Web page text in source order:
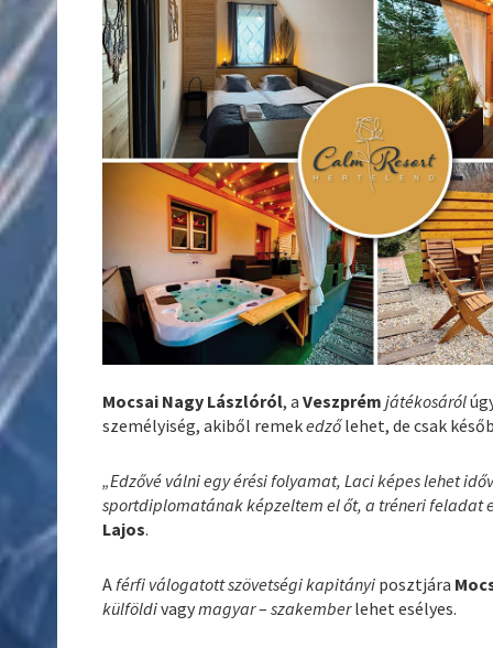
Mocsai Nagy Lászlóról, aVeszprém játékosáról
személyiség, akiből remekedzőlehet, de csak
„Edzővé válni egy érési folyamat, Laci képes lehet
sportdiplomatának képzeltem el őt, a tréneri feladat
Lajos.
Aférfi válogatott szövetségi kapitányi posztjára
külföldivagymagyar–szakemberlehet esélyes.